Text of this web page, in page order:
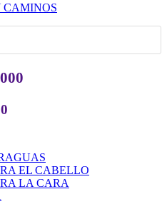
CAMINOS
EL CABELLO
LA CARA